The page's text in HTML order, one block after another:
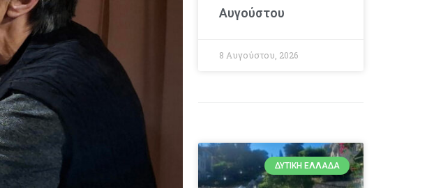
Αυγούστου
8 Αυγούστου, 2026
ΔΥΤΙΚΉ ΕΛΛΆΔΑ